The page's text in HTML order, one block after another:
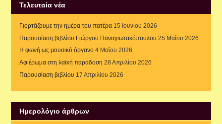
Τελευταία νέα
Γιορτάζουμε την ημέρα του πατέρα 15 Ιουνίου 2026
Παρουσίαση βιβλίου Γιώργου Παναγιωτακόπουλου 25 Μαΐου 2026
Η φωνή ως μουσικό όργανο 4 Μαΐου 2026
Αφιέρωμα στη λαϊκή παράδοση 28 Απριλίου 2026
Παρουσίαση βιβλίου 17 Απριλίου 2026
Ημερολόγιο άρθρων